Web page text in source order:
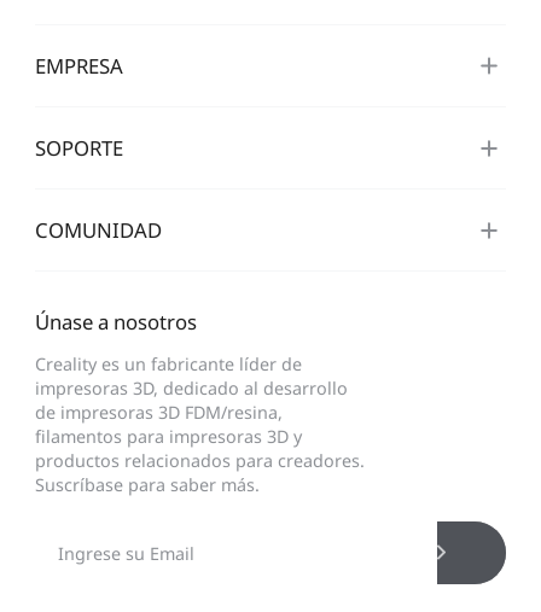
EMPRESA
SOPORTE
COMUNIDAD
Únase a nosotros
Creality es un fabricante líder de
impresoras 3D, dedicado al desarrollo
de impresoras 3D FDM/resina,
filamentos para impresoras 3D y
productos relacionados para creadores.
Suscríbase para saber más.